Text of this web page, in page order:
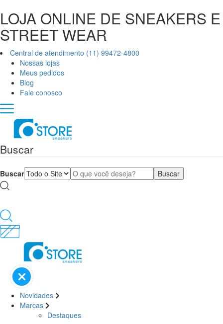
LOJA ONLINE DE SNEAKERS E
STREET WEAR
Central de atendimento (11) 99472-4800
Nossas lojas
Meus pedidos
Blog
Fale conosco
Buscar
Buscar
Novidades
Marcas
Destaques